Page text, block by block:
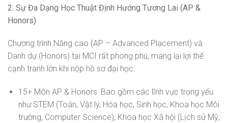
2. Sự Đa Dạng Học Thuật Định Hướng Tương Lai (AP &
Honors)
Chương trình Nâng cao (AP – Advanced Placement) và
Danh dự (Honors) tại MCI rất phong phú, mang lại lợi thế
cạnh tranh lớn khi nộp hồ sơ đại học:
15+ Môn AP & Honors: Bao gồm các lĩnh vực trọng yếu
như STEM (Toán, Vật lý, Hóa học, Sinh học, Khoa học Môi
trường, Computer Science), Khoa học Xã hội (Lịch sử Mỹ,